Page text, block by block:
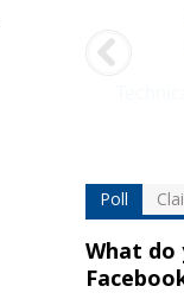
Poll
What